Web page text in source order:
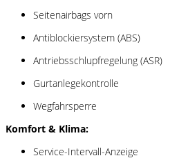
Seitenairbags vorn
Antiblockiersystem (ABS)
Antriebsschlupfregelung (ASR)
Gurtanlegekontrolle
Wegfahrsperre
Komfort & Klima:
Service-Intervall-Anzeige